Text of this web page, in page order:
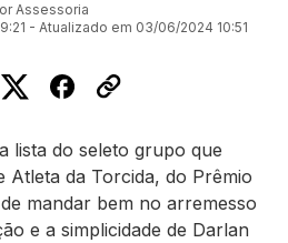
Assessoria
- Atualizado em 03/06/2024 10:51
lista do seleto grupo que
da Torcida, do Prêmio
mandar bem no arremesso
e a simplicidade de Darlan